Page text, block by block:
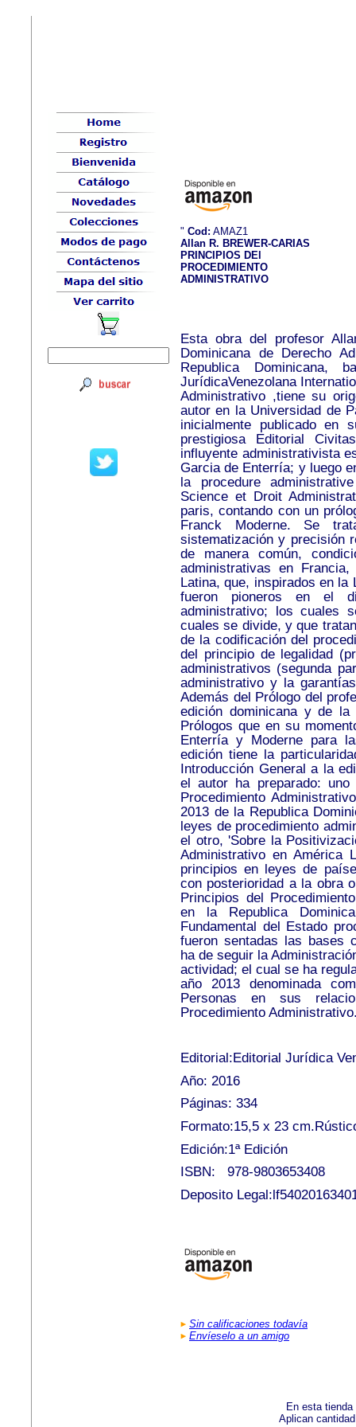
" Cod: AMAZ1
Allan R. BREWER-CARIAS
PRINCIPIOS DEl
PROCEDIMIENTO
ADMINISTRATIVO
Esta obra del profesor
Dominicana de Derecho
Republica
JurídicaVenezolana
Administrativo ,tiene su
autor en la Universidad de
inicialmente publicado en
prestigiosa Editorial
influyente administrativista
Garcia de Enterría; y luego
la procedure
Science et Droit
paris, contando con un
Franck Moderne. Se
sistematización y precisión
de manera común,
administrativas en
Latina, que, inspirados en la
fueron pioneros en el
administrativo; los cuales
cuales se divide, y que
de la codificación del
del principio de legalidad
administrativos (segunda
administrativo y la
Además del Prólogo del
edición dominicana y de
Prólogos que en su
Enterría y Moderne para
edición tiene la
Introducción General a la
el autor ha preparado:
Procedimiento
2013 de la Republica
leyes de procedimiento
el otro, 'Sobre la
Administrativo en América
principios en leyes de
con posterioridad a la obra
Principios del
en la Republica
Fundamental del Estado
fueron sentadas las bases
ha de seguir la
actividad; el cual se ha
año 2013 denominada
Personas en sus
Procedimiento
Editorial:Editorial Jurídica
Año: 2016
Páginas: 334
Formato:15,5 x 23
Edición:1ª Edición
ISBN: 978-9803653408
Deposito
Sin calificaciones todavía
Envíeselo a un amigo
En esta
Aplican